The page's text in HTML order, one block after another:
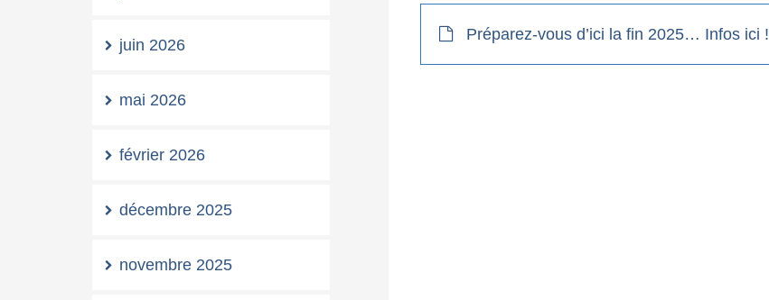
juin 2026
mai 2026
février 2026
décembre 2025
novembre 2025
Préparez-vous d’ici la fin 2025… Infos ici !